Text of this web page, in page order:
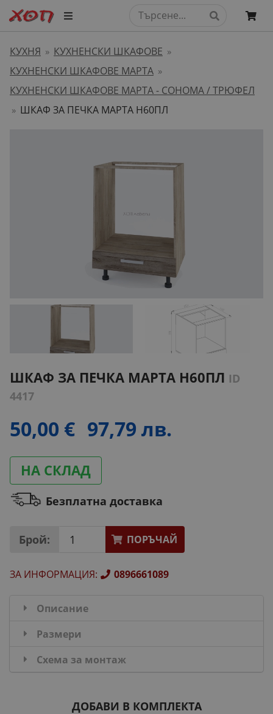
КУХНЯ » КУХНЕНСКИ ШКАФОВЕ »
КУХНЕНСКИ ШКАФОВЕ МАРТА »
КУХНЕНСКИ ШКАФОВЕ МАРТА - СОНОМА / ТРЮФЕЛ
» ШКАФ ЗА ПЕЧКА МАРТА H60ПЛ
ШКАФ ЗА ПЕЧКА МАРТА H60ПЛ ID
4417
50,00 € 97,79 лв.
НА СКЛАД
Безплатна доставка
Брой: ПОРЪЧАЙ
ЗА ИНФОРМАЦИЯ: 0896661089
Описание
Размери
Схема за монтаж
ДОБАВИ В КОМПЛЕКТА